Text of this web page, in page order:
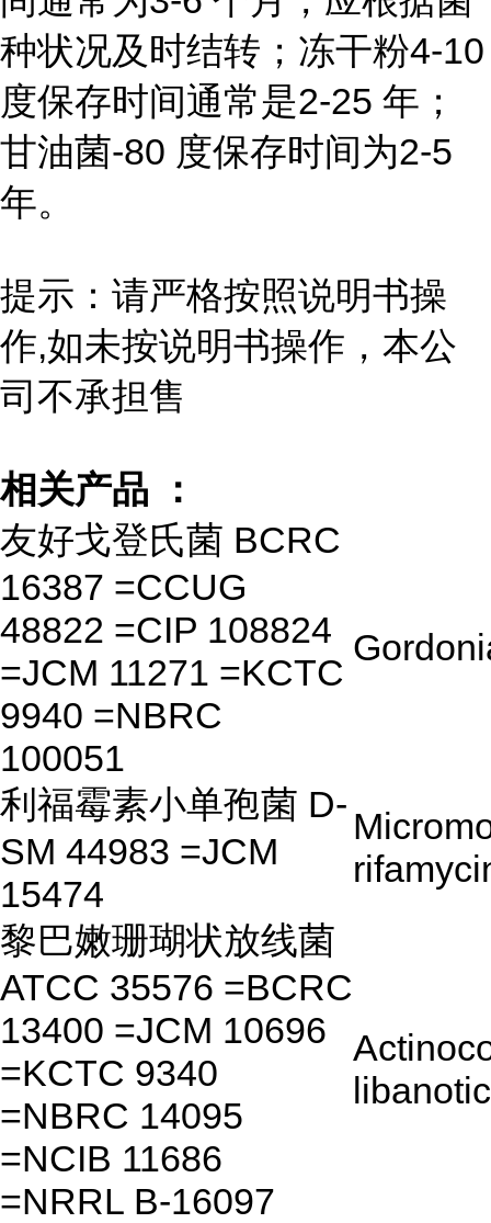
种状况及时结转；冻干粉4-10
度保存时间通常是2-25 年；
甘油菌-80 度保存时间为2-5
年。
提示：请严格按照说明书操
作,如未按说明书操作，本公
司不承担售
相关产品 ：
友好戈登氏菌 BCRC
16387 =CCUG
48822 =CIP 108824
=JCM 11271 =KCTC
9940 =NBRC
100051
利福霉素小单孢菌 D-
SM 44983 =JCM
15474
黎巴嫩珊瑚状放线菌
ATCC 35576 =BCRC
13400 =JCM 10696
=KCTC 9340
=NBRC 14095
=NCIB 11686
=NRRL B-16097